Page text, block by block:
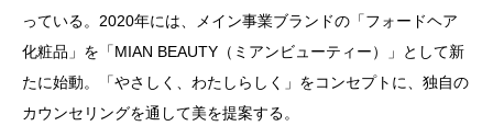
っている。2020年には、メイン事業ブランドの「フォードヘア
化粧品」を「MIAN BEAUTY（ミアンビューティー）」として新
たに始動。「やさしく、わたしらしく」をコンセプトに、独自の
カウンセリングを通して美を提案する。